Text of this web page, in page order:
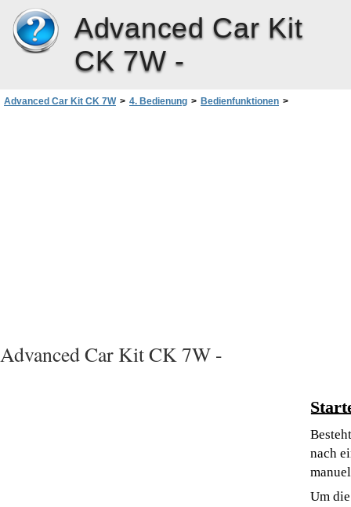
Advanced Car Kit
CK 7W -
Advanced Car Kit CK 7W > 4. Bedienung > Bedienfunktionen >
Advanced Car Kit CK 7W -
nach
Um